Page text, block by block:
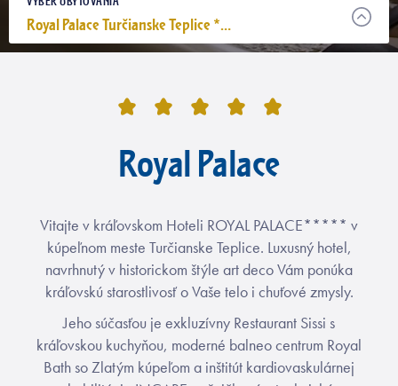
Royal Palace Turčianske Teplice *****
Royal Palace
Vitajte v kráľovskom Hoteli ROYAL PALACE***** v
kúpeľnom meste Turčianske Teplice. Luxusný hotel,
navrhnutý v historickom štýle art deco Vám ponúka
kráľovskú starostlivosť o Vaše telo i chuťové zmysly.
Jeho súčasťou je exkluzívny Restaurant Sissi s
kráľovskou kuchyňou, moderné balneo centrum Royal
Bath so Zlatým kúpeľom a inštitút kardiovaskulárnej